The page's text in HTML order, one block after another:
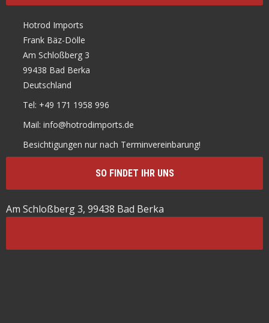
Hotrod Imports
Frank Bäz-Dölle
Am Schloßberg 3
99438 Bad Berka
Deutschland
Tel: +49 171 1958 996
Mail: info@hotrodimports.de
Besichtigungen nur nach Terminvereinbarung!
SO FINDET IHR UNS
Am Schloßberg 3, 99438 Bad Berka